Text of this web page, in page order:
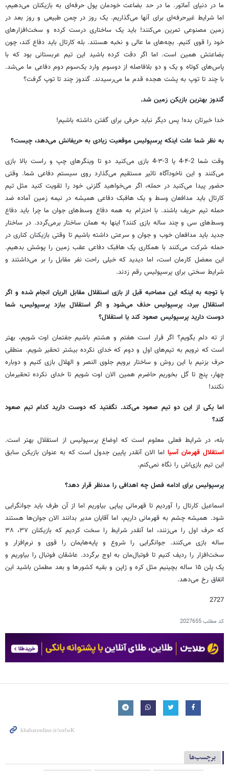
ما در دنیای آماتور. ما در حد بضاعت خودمان پول حرفه‌ای به بازیکنان می‌دهیم،
اما شرایط غیرحرفه‌ای برای آنها می‌گذاریم. یک روز در چمن طبیعی و روز بعد در
زمین مصنوعی تمرین می‌کنند! باید یک ساختاری درست کرده و سخت‌افزارهای‌
خود را قوی کنیم. بچه‌های ما عالی و نخبه هستند. بله کارتال باید دفاع کند، چون
بضاعتش همین است‌. اما اگر دقت کرده باشید این تیم عربستانی بود که با
پاس‌های کوتاه و یک و دو بلافاصله از دوسوم وارد یک‌سوم دوم دفاعی ما می‌شد.
با چند تا توپ به پشت هجده قدم ما می‌رسیدند. گندوز چند تا توپ گرفت؟
گندوز بهترین بازیکن زمین شد.
خدا خیرتان بده! پس دیگر نباید حرفی برای گفتن‌ داشته باشیم!
به نظر شما علت اینکه پرسپولیس موقعیت زیادی به ‌حریفانش می‌دهد، چیست؟
وقت شما 2-۴-4 یا 3-۳-4 بازی می‌کنید دو تا وینگرهای چپ و راست بالا بازی
می‌کنند و این ناخودآگاه تاثیر مستقیم می‌گذارد روی سیستم دفاعی شما. وقتی
حضور پیدا می‌کنید در حمله، اگر می‌خواهید گلزنی خود را تقویت کنید مثل تیم
کارتال باید مدافعان وسط و یک هافبک دفاعی همیشه در نیمه زمین آماده ضد
حمله تیم حریف باشند. با احترام به همه دفاع وسط‌های جوان ما چرا باید دفاع
وسط‌های سی و چند ساله بازی کنند؟ اینها به همان ساختار برمی‌گردد. در ساختار
جدید باید مدافعان خوب و جوان و سرعتی داشته باشیم تا وقتی بازیکنان کناری در
حمله شرکت می‌کنند با همکاری یک هافبک دفاعی عقب زمین را پوشش بدهیم.
این معضل کارمان است، اما دیدید که خیلی راحت نفر مقابل را بر می‌داشتند و
شرایط سختی برای پرسپولیس رقم زدند.
با توجه به اینکه این مصاحبه قبل از بازی استقلال مقابل الریان انجام شده و اگر
استقلال ببرد، پرسپولیس حذف می‌شود و اگر استقلال ببازد پرسپولیس، شما
دوست دارید پرسپولیس صعود کند یا استقلال؟
از ته دلم بگویم؟ اگر قرار است هفتم و هشتم باشیم جفتمان اوت شویم، بهتر
است که نرویم به تیم‌های اول و دوم که خدای نکرده بیشتر تحقیر شویم. منطقی
حرف بزنیم با این روش و ساختار برویم جلوی النصر و الهلال بازی کنیم و دوباره
چهار، پنج تا گل بخوریم حاضرم همین الان اوت شویم تا خدای نکرده تحقیرمان
نکنند!
اما یکی از این دو تیم صعود می‌کند. نگفتید که دوست دارید کدام تیم صعود
کند؟
بله‌، در شرایط فعلی معلوم است که اوضاع پرسپولیس از استقلال بهتر است.
استقلال قهرمان آسیا اما الان آنقدر پایین جدول است که به عنوان بازیکن سابق
این تیم بازی‌اش را نگاه نمی‌کنم.
پرسپولیس برای ادامه فصل چه اهدافی را مدنظر قرار دهد؟
اسماعیل کارتال را آوردیم تا قهرمانی پیاپی بیاوریم اما از آن طرف باید جوانگرایی
شود. همیشه چشم به قهرمانی داریم، اما آقایان مدیر بدانند الان جوان‌ها هستند
که حرف اول را می‌زنند، اما آنقدر شرایط را سخت کردیم که بازیکنان ۳۷، ۳۸
ساله بازی می‌کنند. جوانگرایی را شروع و پایه‌هایمان را قوی و نرم‌افزار و
سخت‌افزار را ردیف کنیم تا فوتبال‌مان به اوج برگردد. عاشقان فوتبال را بیاوریم و
یک پلن ۱۵ ساله بچینیم مثل کره و ژاپن و بقیه کشورها و بعد مطمئن باشید این
اتفاق رخ می‌دهد.
2727
کد مطلب2027655
برچسب‌ها